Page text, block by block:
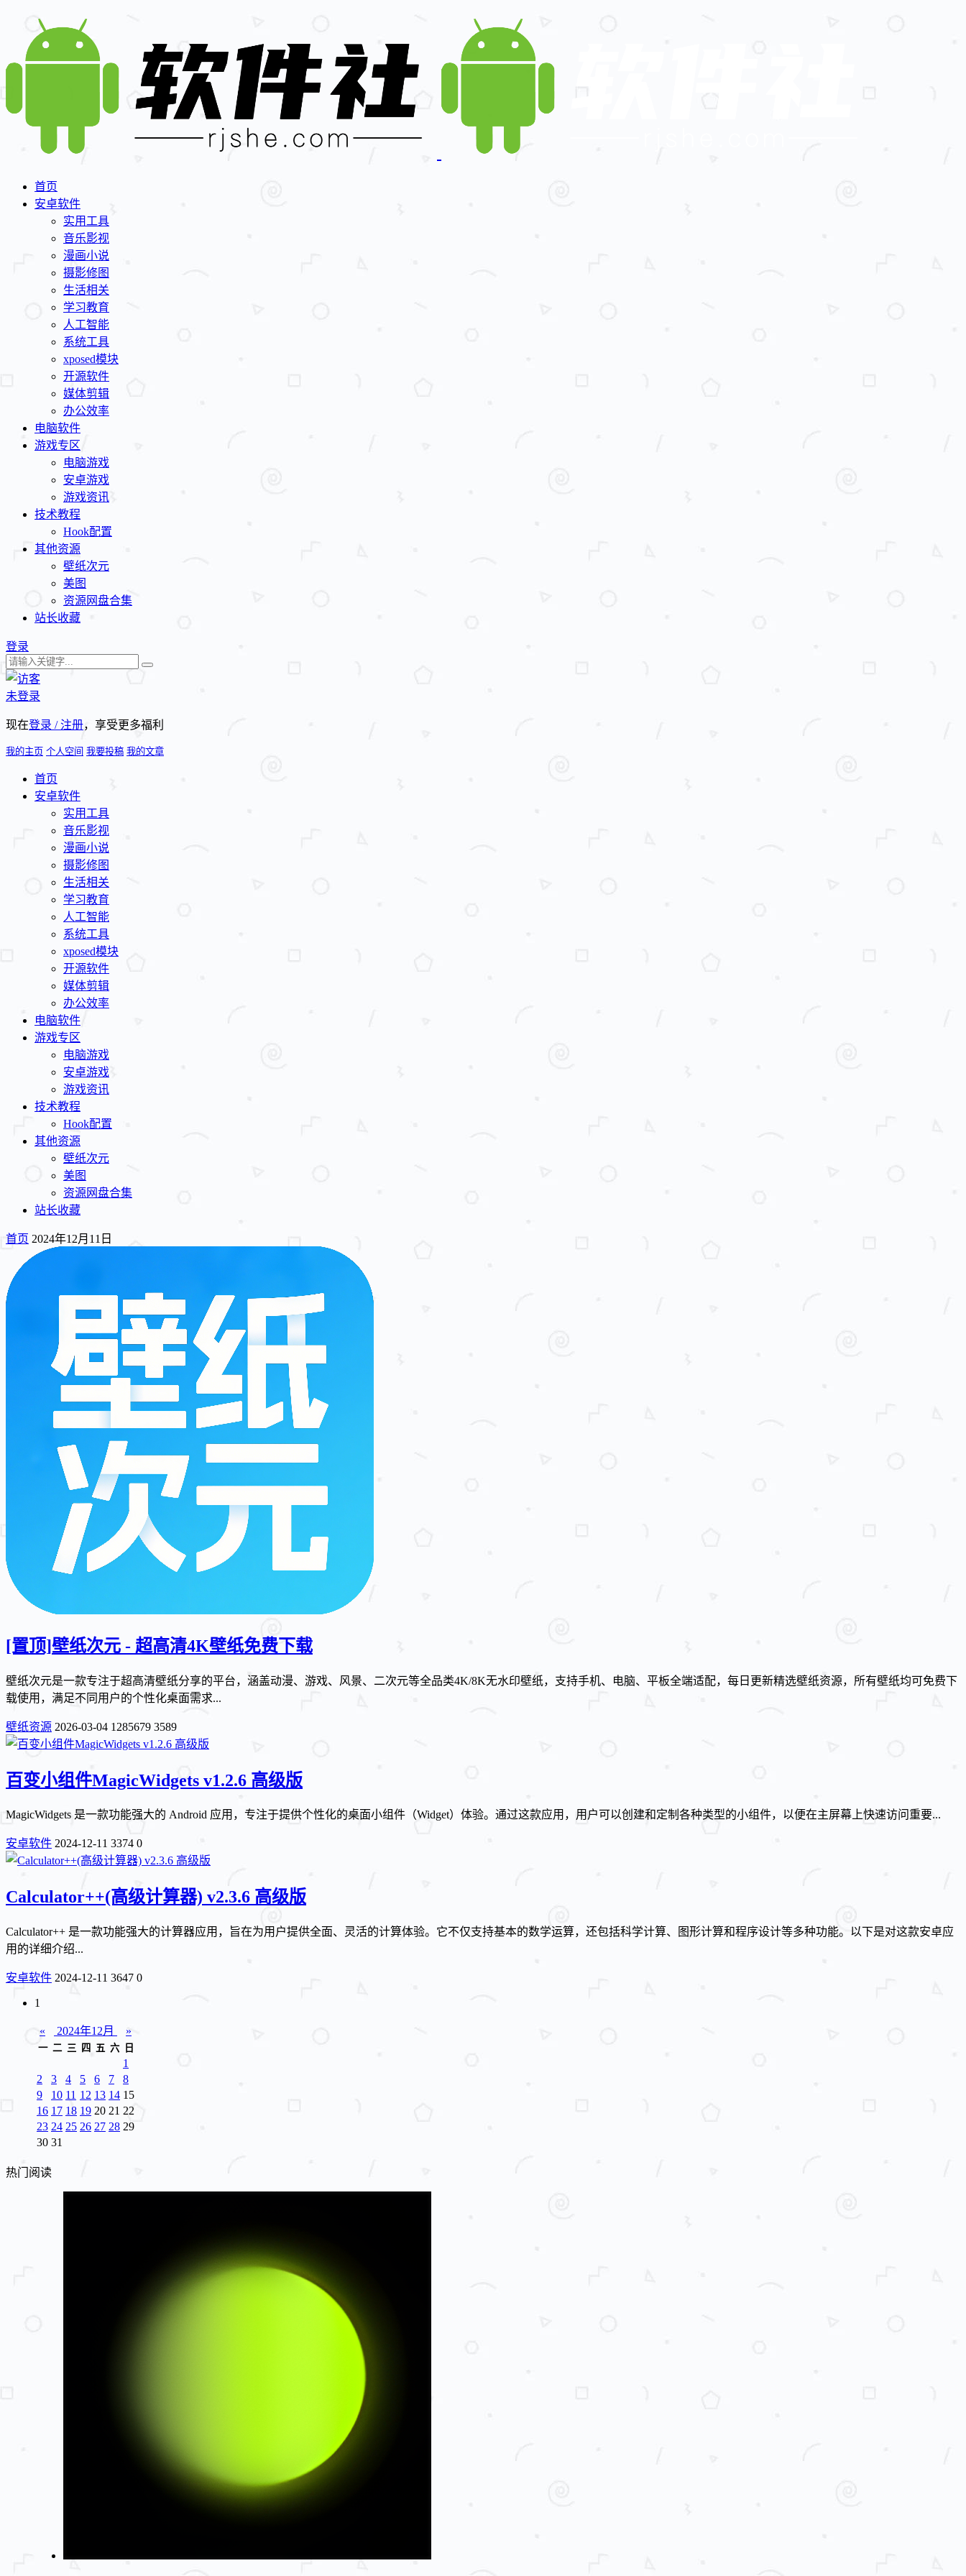
首页
安卓软件
实用工具
音乐影视
漫画小说
摄影修图
生活相关
学习教育
人工智能
系统工具
xposed模块
开源软件
媒体剪辑
办公效率
电脑软件
游戏专区
电脑游戏
安卓游戏
游戏资讯
技术教程
Hook配置
其他资源
壁纸次元
美图
资源网盘合集
站长收藏
登录
未登录
现在登录 / 注册，享受更多福利
我的主页 个人空间 我要投稿 我的文章
首页
安卓软件
实用工具
音乐影视
漫画小说
摄影修图
生活相关
学习教育
人工智能
系统工具
xposed模块
开源软件
媒体剪辑
办公效率
电脑软件
游戏专区
电脑游戏
安卓游戏
游戏资讯
技术教程
Hook配置
其他资源
壁纸次元
美图
资源网盘合集
站长收藏
首页 2024年12月11日
[置顶]壁纸次元 - 超高清4K壁纸免费下载
壁纸次元是一款专注于超高清壁纸分享的平台，涵盖动漫、游戏、风景、二次元等全品类4K/8K无水印壁纸，支持手机、电脑、平板全端适配，每日更新精选壁纸资源，所有壁纸均可免费下
载使用，满足不同用户的个性化桌面需求...
壁纸资源 2026-03-04 1285679 3589
百变小组件MagicWidgets v1.2.6 高级版
MagicWidgets 是一款功能强大的 Android 应用，专注于提供个性化的桌面小组件（Widget）体验。通过这款应用，用户可以创建和定制各种类型的小组件，以便在主屏幕上快速访问重要...
安卓软件 2024-12-11 3374 0
Calculator++(高级计算器) v2.3.6 高级版
Calculator++ 是一款功能强大的计算器应用，旨在为用户提供全面、灵活的计算体验。它不仅支持基本的数学运算，还包括科学计算、图形计算和程序设计等多种功能。以下是对这款安卓应
用的详细介绍...
安卓软件 2024-12-11 3647 0
1
« 2024年12月 »
一 二 三 四 五 六 日
1
2
3 4 5 6 7
8
9
10 11 12 13 14 15
16 17 18 19 20 21 22
23 24 25 26 27 28 29
30 31
热门阅读